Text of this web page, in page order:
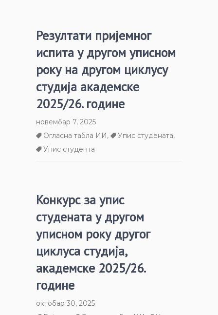
Резултати пријемног
испита у другом уписном
року на другом циклусу
студија академске
2025/26. године
новембар 7, 2025
Огласна табла ИИ, Упис студената,
Упис студента
Конкурс за упис
студената у другом
уписном року другог
циклуса студија,
академске 2025/26.
године
октобар 30, 2025